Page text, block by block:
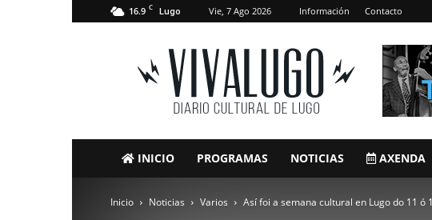
16.9 C Lugo Vie, 7 Ago 2026 Información Contacto
VivaLugo
INICIO PROGRAMAS NOTICIAS AXENDA
Inicio Noticias Varios Así foi a semana cultural en Lugo do 11 ó